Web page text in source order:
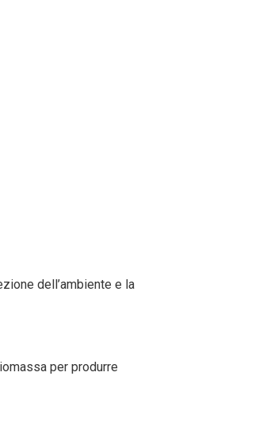
dell’ambiente e la
per produrre